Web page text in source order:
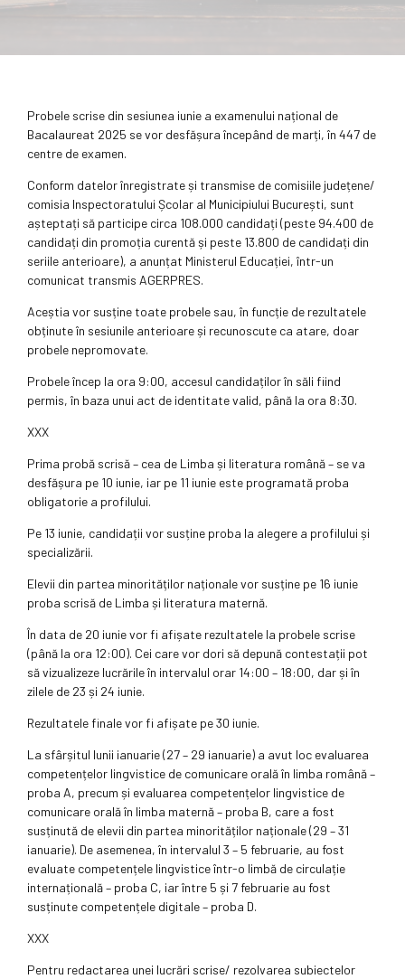
Probele scrise din sesiunea iunie a examenului național de
Bacalaureat 2025 se vor desfășura începând de marți, în 447 de
centre de examen.
Conform datelor înregistrate și transmise de comisiile județene/
comisia Inspectoratului Școlar al Municipiului București, sunt
așteptați să participe circa 108.000 candidați (peste 94.400 de
candidați din promoția curentă și peste 13.800 de candidați din
seriile anterioare), a anunțat Ministerul Educației, într-un
comunicat transmis AGERPRES.
Aceștia vor susține toate probele sau, în funcție de rezultatele
obținute în sesiunile anterioare și recunoscute ca atare, doar
probele nepromovate.
Probele încep la ora 9:00, accesul candidaților în săli fiind
permis, în baza unui act de identitate valid, până la ora 8:30.
XXX
Prima probă scrisă – cea de Limba și literatura română – se va
desfășura pe 10 iunie, iar pe 11 iunie este programată proba
obligatorie a profilului.
Pe 13 iunie, candidații vor susține proba la alegere a profilului și
specializării.
Elevii din partea minorităților naționale vor susține pe 16 iunie
proba scrisă de Limba și literatura maternă.
În data de 20 iunie vor fi afișate rezultatele la probele scrise
(până la ora 12:00). Cei care vor dori să depună contestații pot
să vizualizeze lucrările în intervalul orar 14:00 – 18:00, dar și în
zilele de 23 și 24 iunie.
Rezultatele finale vor fi afișate pe 30 iunie.
La sfârșitul lunii ianuarie (27 – 29 ianuarie) a avut loc evaluarea
competențelor lingvistice de comunicare orală în limba română –
proba A, precum și evaluarea competențelor lingvistice de
comunicare orală în limba maternă – proba B, care a fost
susținută de elevii din partea minorităților naționale (29 – 31
ianuarie). De asemenea, în intervalul 3 – 5 februarie, au fost
evaluate competențele lingvistice într-o limbă de circulație
internațională – proba C, iar între 5 și 7 februarie au fost
susținute competențele digitale – proba D.
XXX
Pentru redactarea unei lucrări scrise/ rezolvarea subiectelor